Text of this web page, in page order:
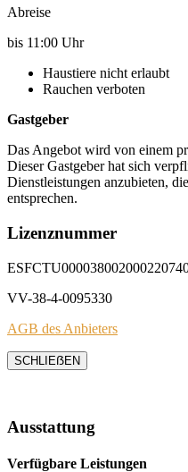
Abreise
bis 11:00 Uhr
Haustiere nicht erlaubt
Rauchen verboten
Gastgeber
Das Angebot wird von einem
Dieser Gastgeber hat sich
Dienstleistungen anzubieten,
entsprechen.
Lizenznummer
VV-38-4-0095330
AGB des Anbieters
SCHLIEẞEN
Ausstattung
Verfügbare Leistungen